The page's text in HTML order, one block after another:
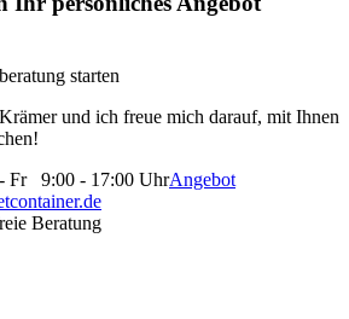
starten
und ich freue mich darauf, mit Ihnen
Fr 9:00 - 17:00 UhrAngebot